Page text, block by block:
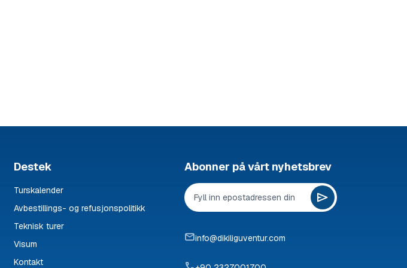
Destek
Turskalender
Avbestillings- og refusjonspolitikk
Teknisk turer
Visum
Kontakt
Abonner på vårt nyhetsbrev
info@dikiliguventur.com